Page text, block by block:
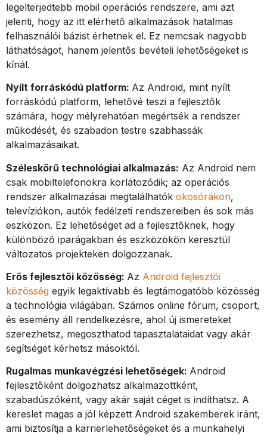
legelterjedtebb mobil operációs rendszere, ami azt
jelenti, hogy az itt elérhető alkalmazások hatalmas
felhasználói bázist érhetnek el. Ez nemcsak nagyobb
láthatóságot, hanem jelentős bevételi lehetőségeket is
kínál.
Nyílt forráskódú platform: Az Android, mint nyílt
forráskódú platform, lehetővé teszi a fejlesztők
számára, hogy mélyrehatóan megértsék a rendszer
működését, és szabadon testre szabhassák
alkalmazásaikat.
Széleskörű technológiai alkalmazás: Az Android nem
csak mobiltelefonokra korlátozódik; az operációs
rendszer alkalmazásai megtalálhatók okosórákon,
televíziókon, autók fedélzeti rendszereiben és sok más
eszközön. Ez lehetőséget ad a fejlesztőknek, hogy
különböző iparágakban és eszközökön keresztül
változatos projekteken dolgozzanak.
Erős fejlesztői közösség: Az Android fejlesztői
közösség egyik legaktívabb és legtámogatóbb közösség
a technológia világában. Számos online fórum, csoport,
és esemény áll rendelkezésre, ahol új ismereteket
szerezhetsz, megoszthatod tapasztalataidat vagy akár
segítséget kérhetsz másoktól.
Rugalmas munkavégzési lehetőségek: Android
fejlesztőként dolgozhatsz alkalmazottként,
szabadúszóként, vagy akár saját céget is indíthatsz. A
kereslet magas a jól képzett Android szakemberek iránt,
ami biztosítja a karrierlehetőségeket és a munkahelyi